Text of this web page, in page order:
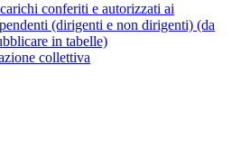
conferiti e autorizzati ai
(dirigenti e non dirigenti) (da
in tabelle)
collettiva